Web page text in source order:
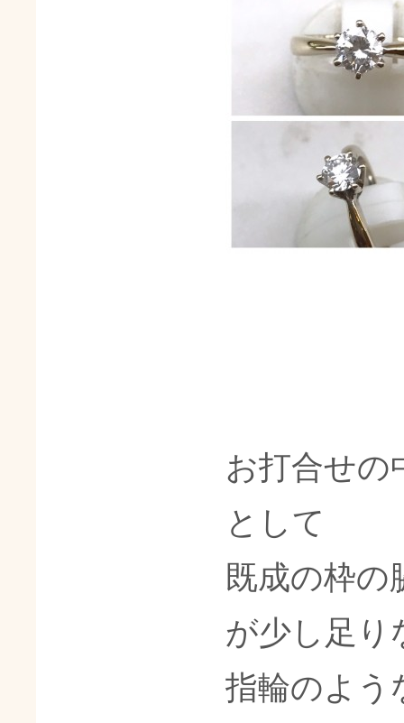
お打合せの
として
既成の枠の
が少し足り
指輪のよう